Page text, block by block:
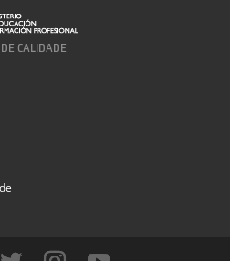
CALIDADE